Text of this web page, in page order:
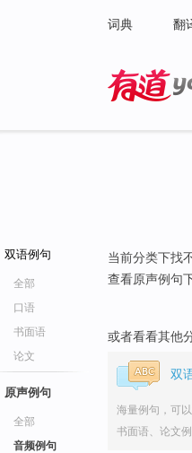
词典 翻
双语例句
全部
口语
书面语
论文
原声例句
全部
音频例句
当前分类下找
查看原声例句
或者看看其他
双
海量例句，可
书面语、论文例